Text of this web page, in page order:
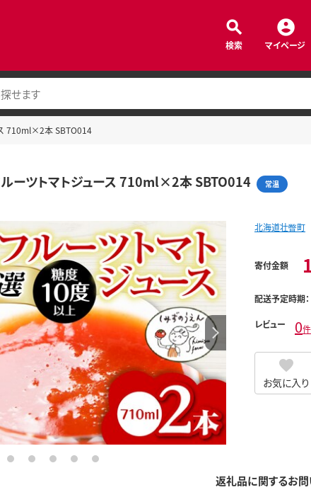
検索 マイページ
ス 710ml×2本 SBTO014
ルーツトマトジュース 710ml×2本 SBTO014 常温
2 3 4 5 6
北海道壮瞥町
寄付金額
配送予定時期：
レビュー 0件
お気に入り
返礼品に関するお